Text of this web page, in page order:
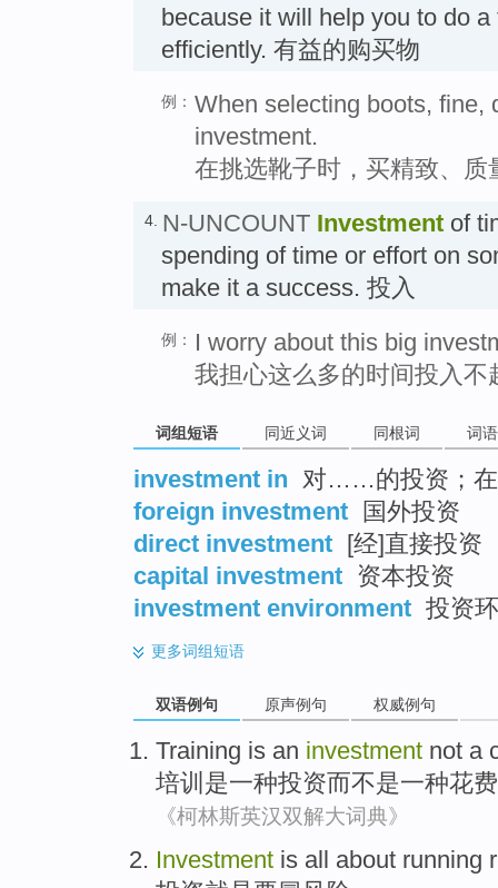
because it will help you to do
efficiently. 有益的购买物
例： When selecting boots, fine,
investment.
在挑选靴子时，买精致、
4. N-UNCOUNT Investment of
spending of time or effort on
make it a success. 投入
例：
I worry about this big
我担心这么多的时间投入不
词组短语 同近义词 同根词 词
investment in 对……的投资；
foreign investment
国外投资
direct investment
[经]直接投资
capital investment 资本投资
investment environment 投资
更多词组短语
双语例句 原声例句 权威例句
Training is an investment not a
培训 是一种投资而不是一种花费
《柯林斯英汉双解大词典》
Investment is all about running